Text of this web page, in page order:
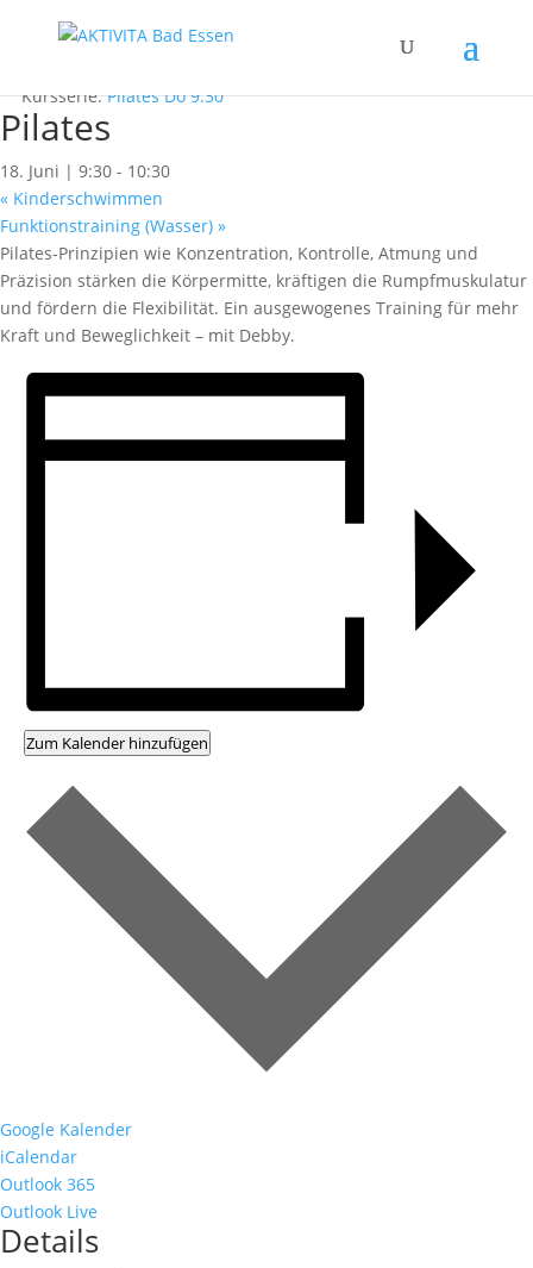
« Alle Kurse
Kursserie:Pilates Do 9:30
Pilates
18. Juni | 9:30 - 10:30
« Kinderschwimmen
Funktionstraining (Wasser) »
Pilates-Prinzipien wie Konzentration, Kontrolle, Atmung und
Präzision stärken die Körpermitte, kräftigen die Rumpfmuskulatur
und fördern die Flexibilität. Ein ausgewogenes Training für mehr
Kraft und Beweglichkeit – mit Debby.
Zum Kalender hinzufügen
Google Kalender
iCalendar
Outlook 365
Outlook Live
Details